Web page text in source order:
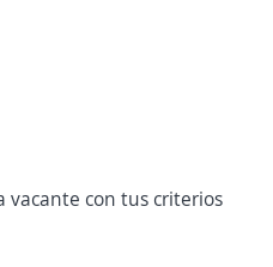
vacante con tus criterios